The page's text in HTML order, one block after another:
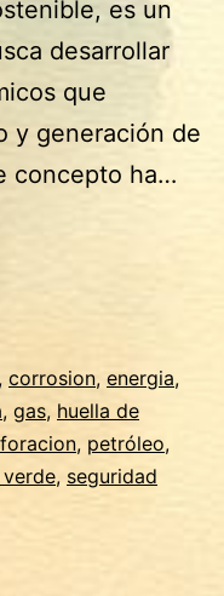
es un
desarrollar
que
y generación de
concepto ha…
, corrosion, energia,
, gas, huella de
, petróleo,
, seguridad